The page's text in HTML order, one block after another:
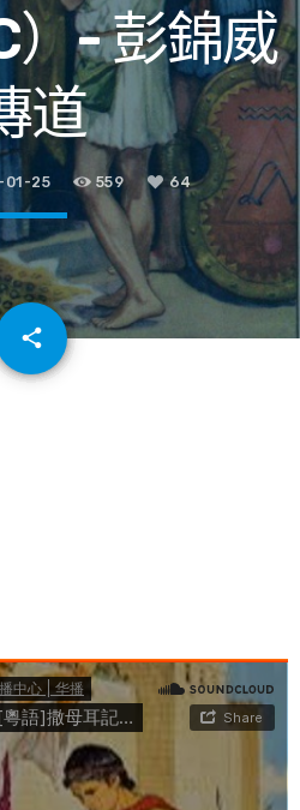
）- 彭錦威
道
01-25 559 64
share
email